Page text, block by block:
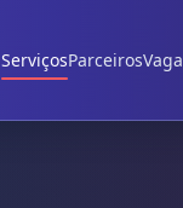
ServiçosParceiros